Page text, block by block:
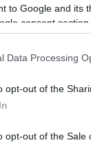
to Google and its
consent section.
Data Processing
opt-out of the
opt-out of the Sale
Ο Ντάνι
να...